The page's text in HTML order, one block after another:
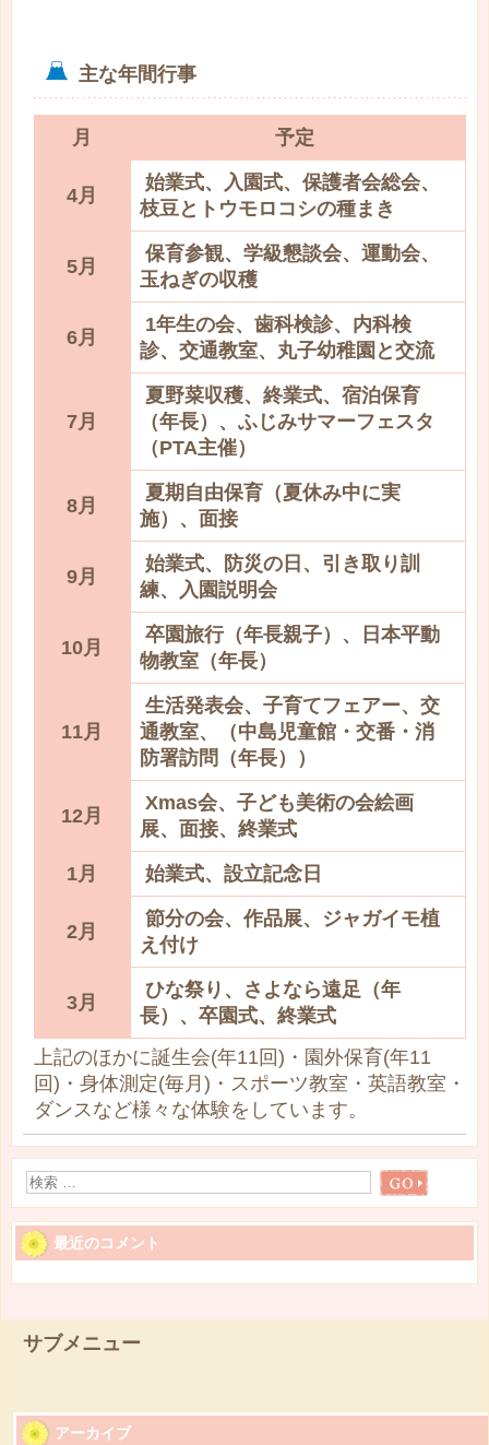
主な年間行事
月 予定
4月
始業式、入園式、保護者会総会、
枝豆とトウモロコシの種まき
5月
保育参観、学級懇談会、運動会、
玉ねぎの収穫
6月
1年生の会、歯科検診、内科検
診、交通教室、丸子幼稚園と交流
7月
夏野菜収穫、終業式、宿泊保育
（年長）、ふじみサマーフェスタ
（PTA主催）
8月
夏期自由保育（夏休み中に実
施）、面接
9月
始業式、防災の日、引き取り訓
練、入園説明会
10月
卒園旅行（年長親子）、日本平動
物教室（年長）
11月
生活発表会、子育てフェアー、交
通教室、（中島児童館・交番・消
防署訪問（年長））
12月
Xmas会、子ども美術の会絵画
展、面接、終業式
1月 始業式、設立記念日
2月
節分の会、作品展、ジャガイモ植
え付け
3月
ひな祭り、さよなら遠足（年
長）、卒園式、終業式
上記のほかに誕生会(年11回)・園外保育(年11
回)・身体測定(毎月)・スポーツ教室・英語教室・
ダンスなど様々な体験をしています。
最近のコメント
サブメニュー
アーカイブ